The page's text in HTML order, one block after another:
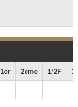
1er 2ème 1/2F